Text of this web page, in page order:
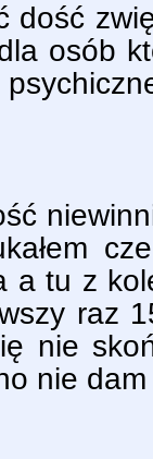
dość
osób
a tu z
raz
nie
nie